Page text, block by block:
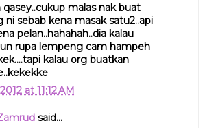
qasey..cukup malas nak buat
ni sebab kena masak satu2..api
pelan..hahahah..dia kalau
rupa lempeng cam hampeh
kalau org buatkan
at 11:12 AM
said...